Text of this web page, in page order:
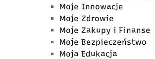
Moje Innowacje
Moje Zdrowie
Moje Zakupy i Finanse
Moje Bezpieczeństwo
Moja Edukacja